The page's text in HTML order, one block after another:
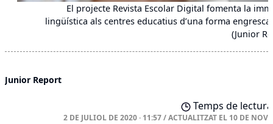
El projecte Revista Escolar Digital fomenta la
lingüística als centres educatius d’una forma
(Junior
Junior Report
Temps de
2 DE JULIOL DE 2020 · 11:57/ACTUALITZAT EL 10 DE